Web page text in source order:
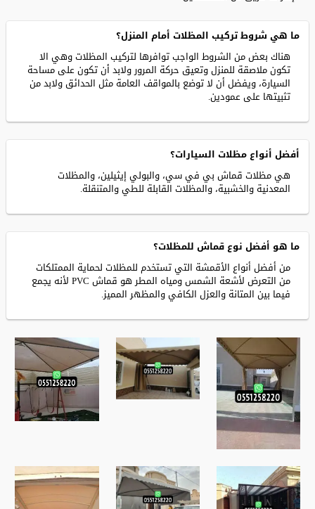
ما هي شروط تركيب المظلات أمام المنزل؟
هناك بعض من الشروط الواجب توافرها لتركيب المظلات وهي الا
تكون ملاصقة للمنزل وتعيق حركة المرور ولابد أن تكون على مساحة
السيارة، ويفضل أن لا توضع بالمواقف العامة مثل الحدائق ولابد من
تثبيتها على عمودين.
أفضل أنواع مظلات السيارات؟
هي مظلات قماش بي في سي، والبولي إيثيلين، والمظلات
المعدنية والخشبية، والمظلات القابلة للطي والمتنقلة.
ما هو أفضل نوع قماش للمظلات؟
من أفضل أنواع الأقمشة التي تستخدم للمظلات لحماية الممتلكات
من التعرض لأشعة الشمس ومياه المطر هو قماش PVC لأنه يجمع
فيما بين المتانة والعزل الكافي والمظهر المميز.